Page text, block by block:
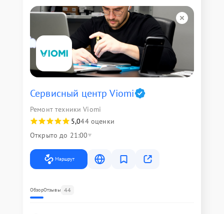
Сервисный центр Viomi
Ремонт техники Viomi
5,044 оценки
Открыто до 21:00
Маршрут
ОбзорОтзывы 44